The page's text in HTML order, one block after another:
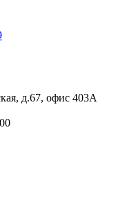
д.67, офис 403А